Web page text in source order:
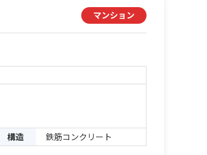
マンション
構造 鉄筋コンクリート